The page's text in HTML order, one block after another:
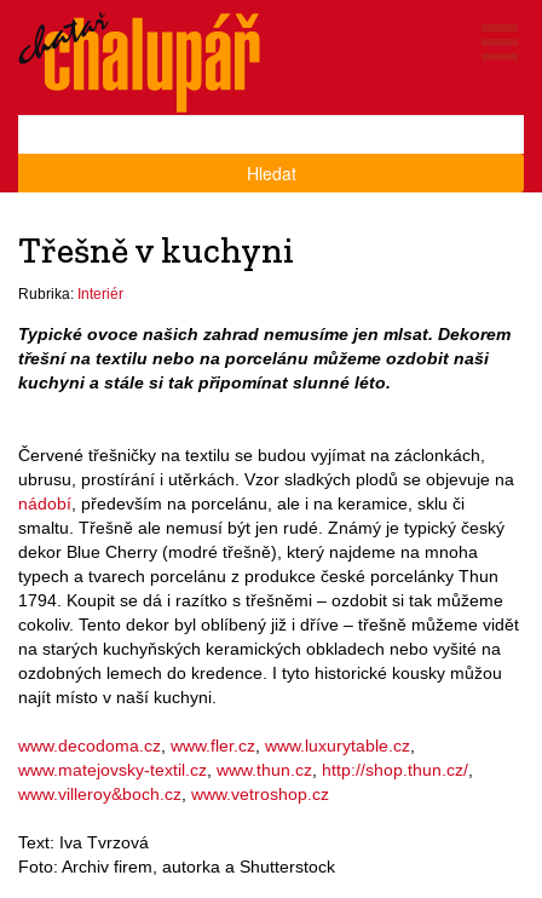
Hledat
Třešně v kuchyni
Rubrika: Interiér
Typické ovoce našich zahrad nemusíme jen mlsat. Dekorem
třešní na textilu nebo na porcelánu můžeme ozdobit naši
kuchyni a stále si tak připomínat slunné léto.
Červené třešničky na textilu se budou vyjímat na záclonkách,
ubrusu, prostírání i utěrkách. Vzor sladkých plodů se objevuje na
nádobí , především na porcelánu, ale i na keramice, sklu či
smaltu. Třešně ale nemusí být jen rudé. Známý je typický český
dekor Blue Cherry (modré třešně), který najdeme na mnoha
typech a tvarech porcelánu z produkce české porcelánky Thun
1794. Koupit se dá i razítko s třešněmi – ozdobit si tak můžeme
cokoliv. Tento dekor byl oblíbený již i dříve – třešně můžeme vidět
na starých kuchyňských keramických obkladech nebo vyšité na
ozdobných lemech do kredence. I tyto historické kousky můžou
najít místo v naší kuchyni.
www.decodoma.cz www.fler.cz www.luxurytable.cz
www.matejovsky-textil.cz www.thun.cz http://shop.thun.cz/
www.villeroy&boch.cz www.vetroshop.cz
Text: Iva Tvrzová
Foto: Archiv firem, autorka a Shutterstock